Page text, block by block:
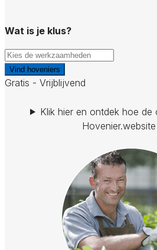
Wat is je klus?
Vind hoveniers
Gratis - Vrijblijvend
Klik hier en ontdek hoe